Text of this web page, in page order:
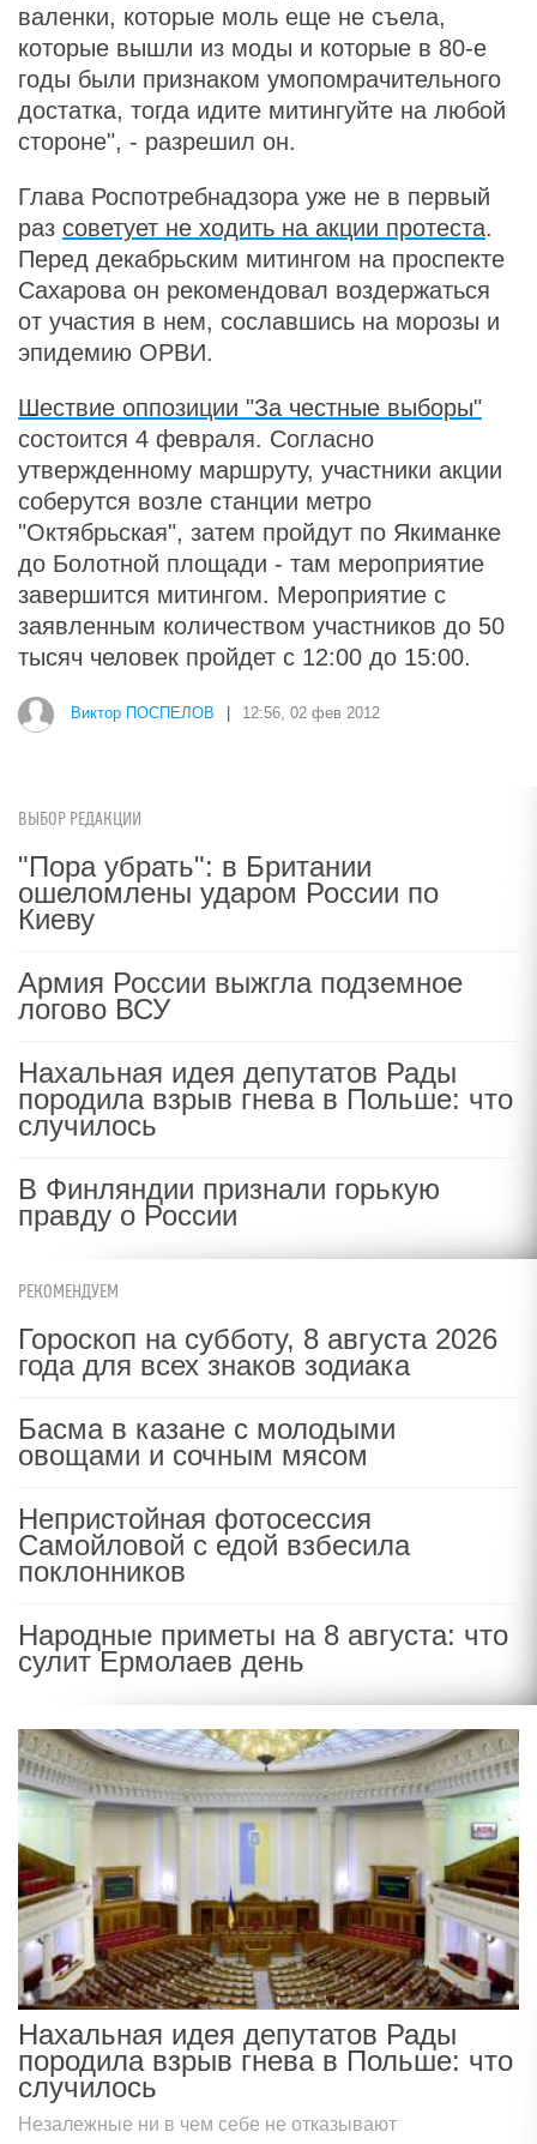
валенки, которые моль еще не съела,
которые вышли из моды и которые в 80-е
годы были признаком умопомрачительного
достатка, тогда идите митингуйте на любой
стороне", - разрешил он.
Глава Роспотребнадзора уже не в первый
раз советует не ходить на акции протеста.
Перед декабрьским митингом на проспекте
Сахарова он рекомендовал воздержаться
от участия в нем, сославшись на морозы и
эпидемию ОРВИ.
Шествие оппозиции "За честные выборы"
состоится 4 февраля. Согласно
утвержденному маршруту, участники акции
соберутся возле станции метро
"Октябрьская", затем пройдут по Якиманке
до Болотной площади - там мероприятие
завершится митингом. Мероприятие с
заявленным количеством участников до 50
тысяч человек пройдет с 12:00 до 15:00.
Виктор ПОСПЕЛОВ 12:56, 02 фев 2012
ВЫБОР РЕДАКЦИИ
"Пора убрать": в Британии
ошеломлены ударом России по
Киеву
Армия России выжгла подземное
логово ВСУ
Нахальная идея депутатов Рады
породила взрыв гнева в Польше: что
случилось
В Финляндии признали горькую
правду о России
РЕКОМЕНДУЕМ
Гороскоп на субботу, 8 августа 2026
года для всех знаков зодиака
Басма в казане с молодыми
овощами и сочным мясом
Непристойная фотосессия
Самойловой с едой взбесила
поклонников
Народные приметы на 8 августа: что
сулит Ермолаев день
Нахальная идея депутатов Рады
породила взрыв гнева в Польше: что
случилось
Незалежные ни в чем себе не отказывают